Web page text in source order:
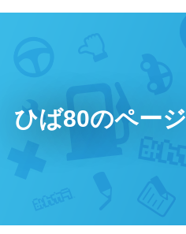
ひば80のページ